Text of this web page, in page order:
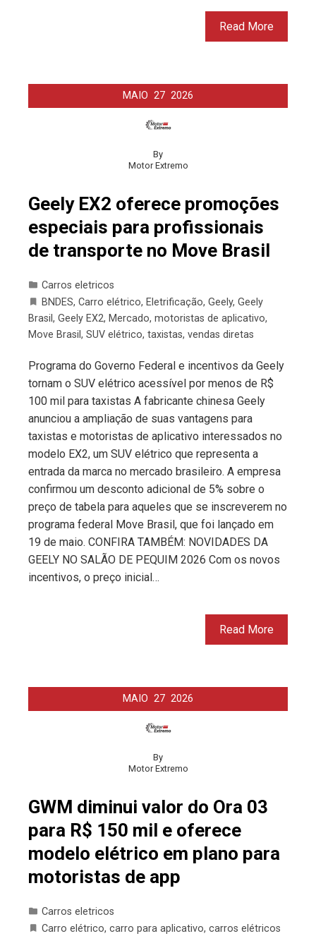
Read More
MAIO 27 2026
By
Motor Extremo
Geely EX2 oferece promoções
especiais para profissionais
de transporte no Move Brasil
Carros eletricos
BNDES, Carro elétrico, Eletrificação, Geely, Geely
Brasil , Geely EX2, Mercado, motoristas de aplicativo,
Move Brasil , SUV elétrico, taxistas, vendas diretas
Programa do Governo Federal e incentivos da Geely
tornam o SUV elétrico acessível por menos de R$
100 mil para taxistas A fabricante chinesa Geely
anunciou a ampliação de suas vantagens para
taxistas e motoristas de aplicativo interessados no
modelo EX2, um SUV elétrico que representa a
entrada da marca no mercado brasileiro. A empresa
confirmou um desconto adicional de 5% sobre o
preço de tabela para aqueles que se inscreverem no
programa federal Move Brasil, que foi lançado em
19 de maio. CONFIRA TAMBÉM: NOVIDADES DA
GEELY NO SALÃO DE PEQUIM 2026 Com os novos
incentivos, o preço inicial…
Read More
MAIO 27 2026
By
Motor Extremo
GWM diminui valor do Ora 03
para R$ 150 mil e oferece
modelo elétrico em plano para
motoristas de app
Carros eletricos
Carro elétrico, carro para aplicativo, carros elétricos